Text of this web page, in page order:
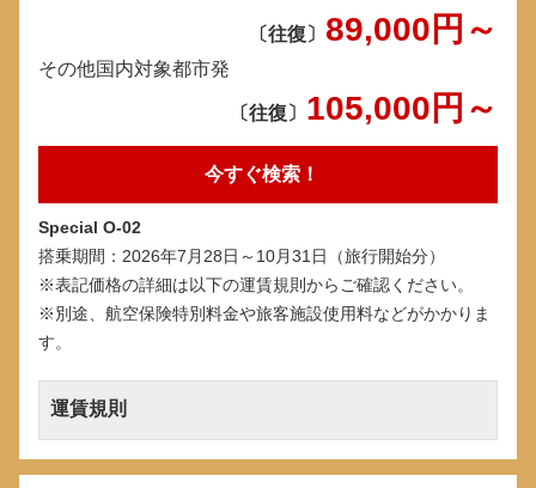
〔往復〕 89,000 円～
その他国内対象都市発
〔往復〕 105,000 円～
今すぐ検索！
Special O-02
搭乗期間：2026年7月28日～10月31日（旅行開始分）
※表記価格の詳細は以下の運賃規則からご確認ください。
※別途、航空保険特別料金や旅客施設使用料などがかかりま
す。
運賃規則